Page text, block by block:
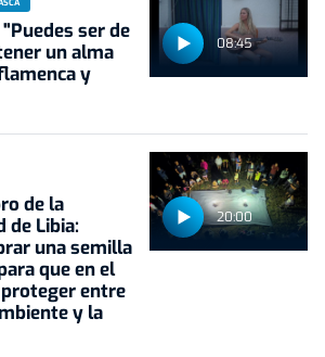
08:45
ser de
un alma
y
20:00
de la
de Libia:
una semilla
que en el
entre
y la